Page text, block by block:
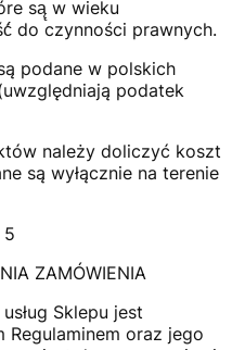
są̨ w wieku
do czynności prawnych.
podane w polskich
podatek
należy doliczyć koszt
są wyłącznie na terenie
5
ZAMÓWIENIA
Sklepu jest
Regulaminem oraz jego